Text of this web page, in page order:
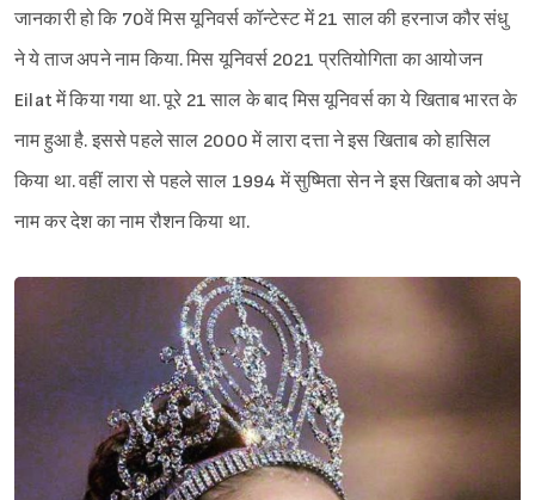
जानकारी हो कि 70वें मिस यूनिवर्स कॉन्टेस्ट में 21 साल की हरनाज कौर संधु
ने ये ताज अपने नाम किया. मिस यूनिवर्स 2021 प्रतियोगिता का आयोजन
Eilat में किया गया था. पूरे 21 साल के बाद मिस यूनिवर्स का ये खिताब भारत के
नाम हुआ है. इससे पहले साल 2000 में लारा दत्ता ने इस खिताब को हासिल
किया था. वहीं लारा से पहले साल 1994 में सुष्मिता सेन ने इस खिताब को अपने
नाम कर देश का नाम रौशन किया था.